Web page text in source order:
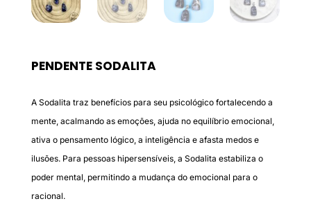
PENDENTE SODALITA
A Sodalita traz benefícios para seu psicológico fortalecendo a
mente, acalmando as emoções, ajuda no equilíbrio emocional,
ativa o pensamento lógico, a inteligência e afasta medos e
ilusões. Para pessoas hipersensíveis, a Sodalita estabiliza o
poder mental, permitindo a mudança do emocional para o
racional.